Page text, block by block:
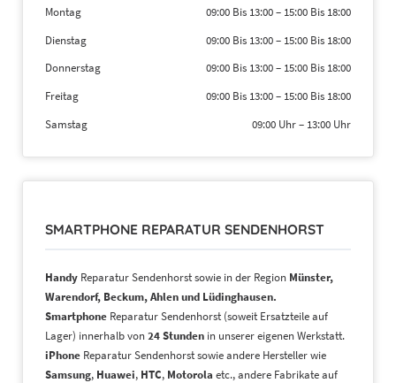
Montag 09:00 Bis 13:00– 15:00 Bis 18:00
Dienstag
09:00 Bis 13:00– 15:00 Bis 18:00
Donnerstag
09:00 Bis 13:00– 15:00 Bis 18:00
Freitag
09:00 Bis 13:00– 15:00 Bis 18:00
Samstag
09:00 Uhr– 13:00 Uhr
SMARTPHONE REPARATUR SENDENHORST
Handy Reparatur Sendenhorst sowie in der Region Münster,
Warendorf, Beckum, Ahlen und Lüdinghausen.
Smartphone Reparatur Sendenhorst (soweit Ersatzteile auf
Lager) innerhalb von24 Stunden in unserer eigenen Werkstatt.
iPhone Reparatur Sendenhorst sowie andere Hersteller wie
Samsung, Huawei, HTC, Motorola etc., andere Fabrikate auf